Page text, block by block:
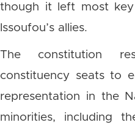
though it left most
Issoufou’s allies.
The constitution
constituency seats to
representation in the
minorities, including